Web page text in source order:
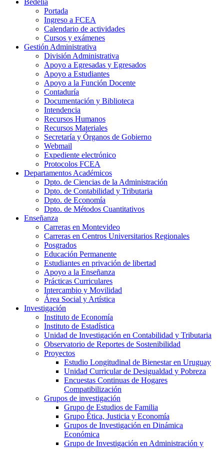
Portada
Ingreso a FCEA
Calendario de actividades
Cursos y exámenes
Gestión Administrativa
División Administrativa
Apoyo a Egresadas y Egresados
Apoyo a Estudiantes
Apoyo a la Función Docente
Contaduría
Documentación y Biblioteca
Intendencia
Recursos Humanos
Recursos Materiales
Secretaría y Órganos de Gobierno
Webmail
Expediente electrónico
Protocolos FCEA
Departamentos Académicos
Dpto. de Ciencias de la Administración
Dpto. de Contabilidad y Tributaria
Dpto. de Economía
Dpto. de Métodos Cuantitativos
Enseñanza
Carreras en Montevideo
Carreras en Centros Universitarios Regionales
Posgrados
Educación Permanente
Estudiantes en privación de libertad
Apoyo a la Enseñanza
Prácticas Curriculares
Intercambio y Movilidad
Área Social y Artística
Investigación
Instituto de Economía
Instituto de Estadística
Unidad de Investigación en Contabilidad y Tributaria
Observatorio de Reportes de Sostenibilidad
Proyectos
Estudio Longitudinal de Bienestar en Uruguay
Unidad Curricular de Desigualdad y Pobreza
Encuestas Continuas de Hogares
Compatibilización
Grupos de investigación
Grupo de Estudios de Familia
Grupo Ética, Justicia y Economía
Grupos de Investigación en Dinámica
Económica
Grupo de Investigación en Administración y